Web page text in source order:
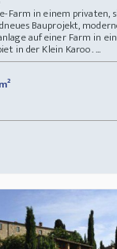
Farm in einem privaten,
Bauprojekt,
auf einer Farm in
in der Klein Karoo. ...